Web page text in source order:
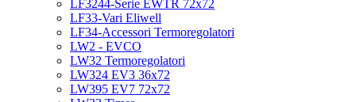
LF3244-Serie EWTR 72x72
LF33-Vari Eliwell
LF34-Accessori Termoregolatori
LW2 - EVCO
LW32 Termoregolatori
LW324 EV3 36x72
LW395 EV7 72x72